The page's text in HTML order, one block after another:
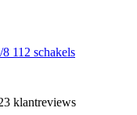
112 schakels
klantreviews